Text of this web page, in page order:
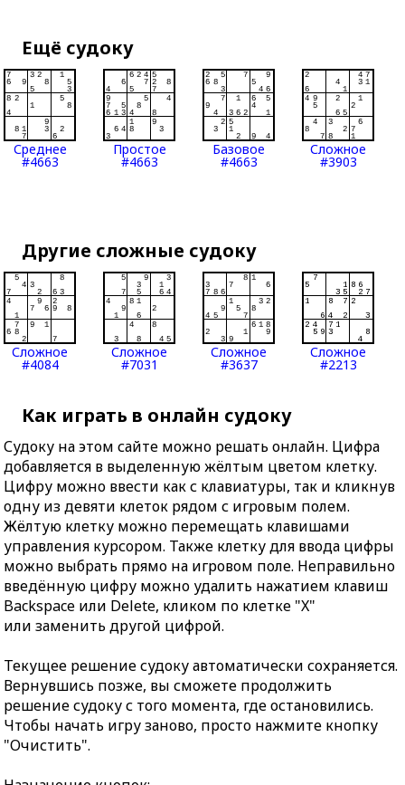
Ещё судоку
Среднее
#4663
Простое
#4663
Базовое
#4663
Сложное
#3903
Другие сложные судоку
Сложное
#4084
Сложное
#7031
Сложное
#3637
Сложное
#2213
Как играть в онлайн судоку
Судоку на этом сайте можно решать онлайн. Цифра
добавляется в выделенную жёлтым цветом клетку.
Цифру можно ввести как с клавиатуры, так и кликнув
одну из девяти клеток рядом с игровым полем.
Жёлтую клетку можно перемещать клавишами
управления курсором. Также клетку для ввода цифры
можно выбрать прямо на игровом поле. Неправильно
введённую цифру можно удалить нажатием клавиш
Backspace или Delete, кликом по клетке "X"
или заменить другой цифрой.
Текущее решение судоку автоматически сохраняется.
Вернувшись позже, вы сможете продолжить
решение судоку с того момента, где остановились.
Чтобы начать игру заново, просто нажмите кнопку
"Очистить".